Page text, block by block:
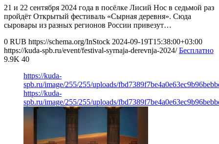
21 и 22 сентября 2024 года в посёлке Лисий Нос в седьмой раз
пройдёт Открытый фестиваль «Сырная деревня». Сюда
сыровары из разных регионов России привезут…
0 RUB https://schema.org/InStock 2024-09-19T15:38:00+03:00
https://kuda-spb.ru/event/festival-syrnaja-derevnja-2024/ Бесплатно
9.9K 40
https://kuda-
spb.ru/image/255/255/uploads/
https://kuda-
spb.ru/image/255/255/uploads/